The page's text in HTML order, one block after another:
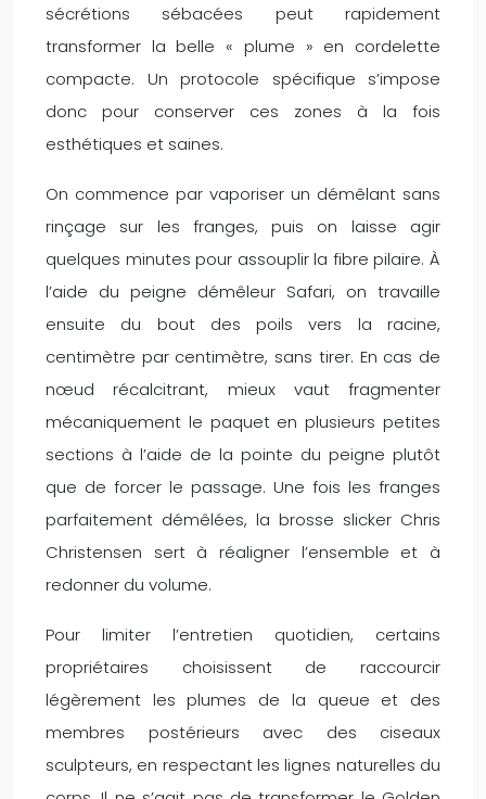
sécrétions sébacées peut rapidement
transformer la belle « plume » en cordelette
compacte. Un protocole spécifique s’impose
donc pour conserver ces zones à la fois
esthétiques et saines.
On commence par vaporiser un démêlant sans
rinçage sur les franges, puis on laisse agir
quelques minutes pour assouplir la fibre pilaire. À
l’aide du peigne démêleur Safari, on travaille
ensuite du bout des poils vers la racine,
centimètre par centimètre, sans tirer. En cas de
nœud récalcitrant, mieux vaut fragmenter
mécaniquement le paquet en plusieurs petites
sections à l’aide de la pointe du peigne plutôt
que de forcer le passage. Une fois les franges
parfaitement démêlées, la brosse slicker Chris
Christensen sert à réaligner l’ensemble et à
redonner du volume.
Pour limiter l’entretien quotidien, certains
propriétaires choisissent de raccourcir
légèrement les plumes de la queue et des
membres postérieurs avec des ciseaux
sculpteurs, en respectant les lignes naturelles du